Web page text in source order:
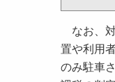
なお、対
置や利用
のみ駐車